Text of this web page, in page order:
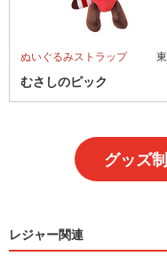
ぬいぐるみストラップ
むさしのピック
グッズ
レジャー関連